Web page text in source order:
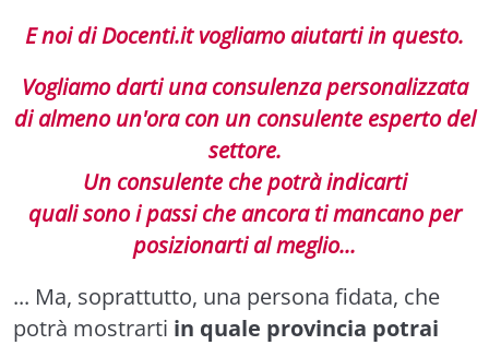
E noi di Docenti.it vogliamo aiutarti in questo.
Vogliamo darti una consulenza personalizzata
di almeno un'ora con un consulente esperto del
settore.
Un consulente che potrà indicarti
quali sono i passi che ancora ti mancano per
posizionarti al meglio...
... Ma, soprattutto, una persona fidata, che
potrà mostrarti in quale provincia potrai